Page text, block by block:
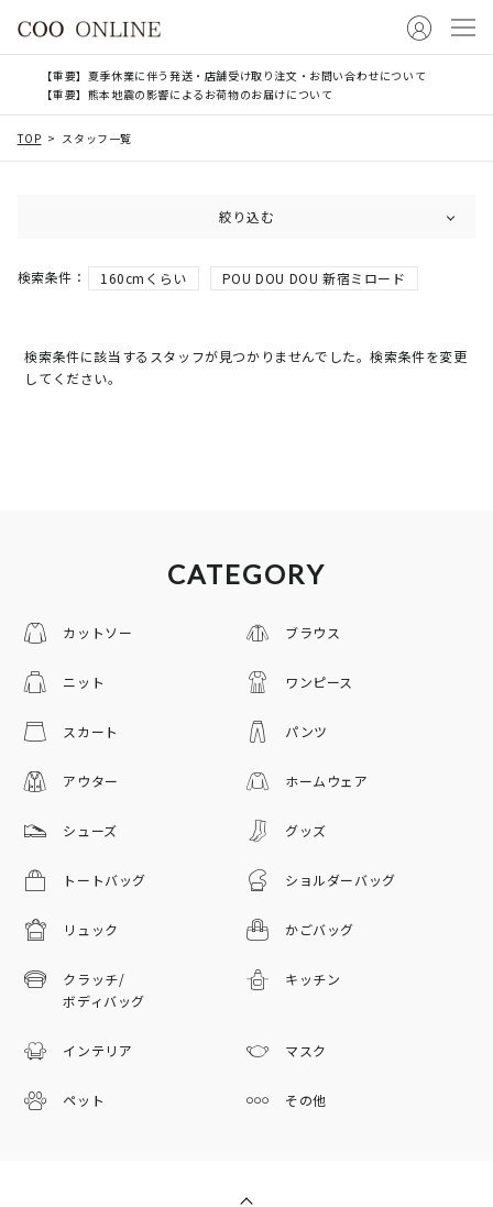
【重要】夏季休業に伴う発送・店舗受け取り注文・お問い合わせについて
【重要】熊本地震の影響によるお荷物のお届けについて
TOP スタッフ一覧
絞り込む
160cmくらい POU DOU DOU 新宿ミロード
検索条件に該当するスタッフが見つかりませんでした。検索条件を変更
してください。
CATEGORY
カットソー ブラウス
ニット ワンピース
スカート パンツ
アウター ホームウェア
シューズ グッズ
トートバッグ ショルダーバッグ
リュック かごバッグ
クラッチ/
ボディバッグ
キッチン
インテリア マスク
ペット その他